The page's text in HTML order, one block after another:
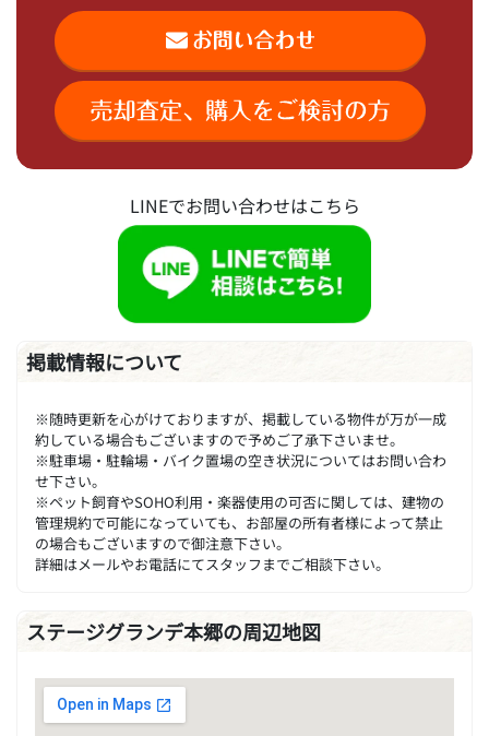
LINEでお問い合わせはこちら
掲載情報について
※随時更新を心がけておりますが、掲載している物件が万が一成
約している場合もございますので予めご了承下さいませ。
※駐車場・駐輪場・バイク置場の空き状況についてはお問い合わ
せ下さい。
※ペット飼育やSOHO利用・楽器使用の可否に関しては、建物の
管理規約で可能になっていても、お部屋の所有者様によって禁止
の場合もございますので御注意下さい。
詳細はメールやお電話にてスタッフまでご相談下さい。
ステージグランデ本郷の周辺地図